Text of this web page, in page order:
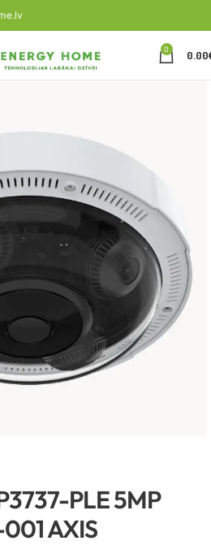
0 0.00
PLE 5MP
AXIS